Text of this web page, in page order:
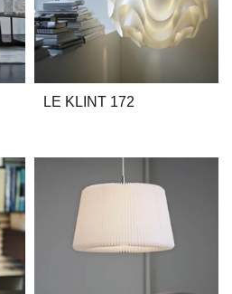
LE KLINT 172